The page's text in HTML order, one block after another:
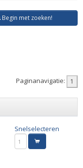
Begin met zoeken!
Paginanavigatie:
Snelselecteren